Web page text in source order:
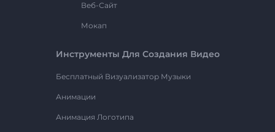
Веб-Сайт
Мокап
Инструменты Для Создания Видео
Бесплатный Визуализатор Музыки
Анимации
Анимация Логотипа